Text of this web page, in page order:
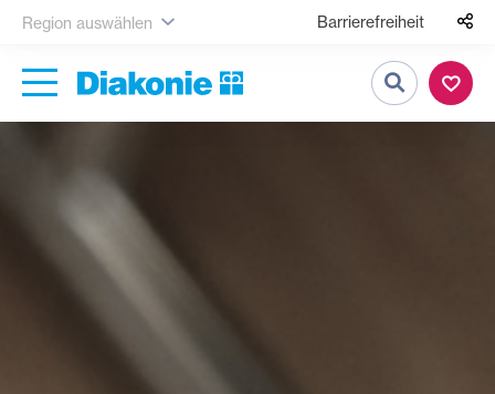
Region auswählen Barrierefreiheit
Suche